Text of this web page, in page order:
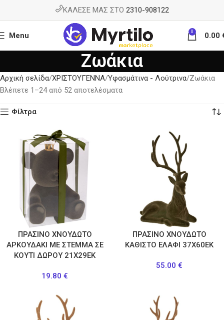
ΚΑΛΕΣΕ ΜΑΣ ΣΤΟ 2310-908122
Menu 0 0.00
Ζωάκια
Αρχική σελίδα ΧΡΙΣΤΟΥΓΕΝΝΑ Υφασμάτινα - Λούτρινα Ζωάκια
Βλέπετε 1–24 από 52 αποτελέσματα
Φίλτρα
ΠΡΑΣΙΝΟ ΧΝΟΥΔΩΤΟ
ΑΡΚΟΥΔΑΚΙ ΜΕ ΣΤΕΜΜΑ ΣΕ
ΚΟΥΤΙ ΔΩΡΟΥ 21Χ29ΕΚ
19.80 €
ΠΡΑΣΙΝΟ ΧΝΟΥΔΩΤΟ
ΚΑΘΙΣΤΟ ΕΛΑΦΙ 37X60EK
55.00 €